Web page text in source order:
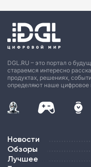
DGL.RU – это портал о
стараемся интересно
продуктах, решениях,
определяют наше
Новости
Обзоры
Лучшее